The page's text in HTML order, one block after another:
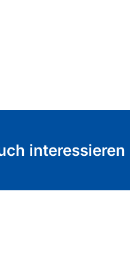
interessieren